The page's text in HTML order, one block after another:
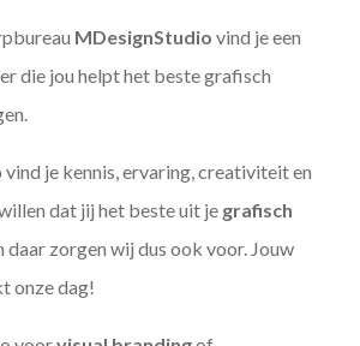
MDesignStudio vind je een
die jou helpt het beste grafisch
je kennis, ervaring, creativiteit en
dat jij het beste uit je grafisch
daar zorgen wij dus ook voor. Jouw
onze dag!